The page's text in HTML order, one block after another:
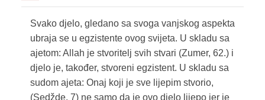
Svako djelo, gledano sa svoga vanjskog aspekta
ubraja se u egzistente ovog svijeta. U skladu sa
ajetom: Allah je stvoritelj svih stvari (Zumer, 62.) i
djelo je, također, stvoreni egzistent. U skladu sa
sudom ajeta: Onaj koji je sve lijepim stvorio,
(Sedžde, 7) ne samo da je ovo djelo lijepo jer je